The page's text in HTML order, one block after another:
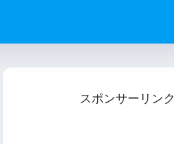
スポンサーリンク